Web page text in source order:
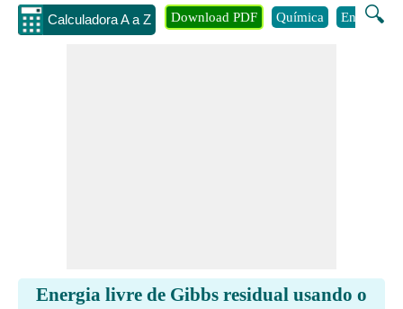
Calculadora A a Z 🔍
Download PDF Química
Energia livre de Gibbs residual usando o